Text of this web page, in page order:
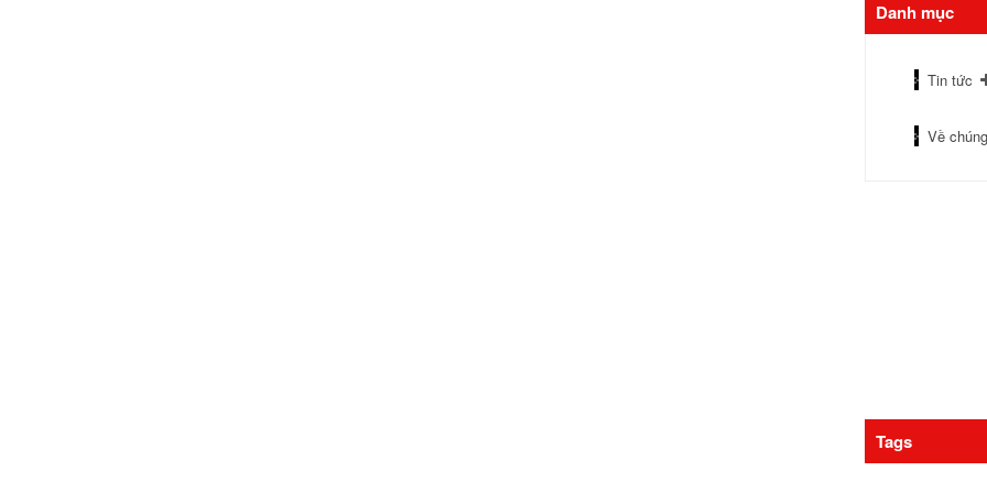
Danh mục
Tin tức
Về
Tags